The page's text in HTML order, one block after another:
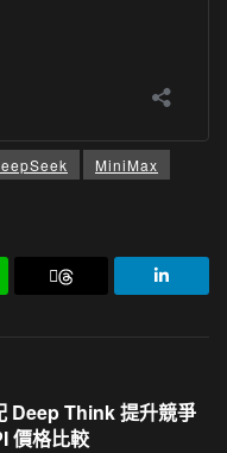
MiniMax
Deep Think 提升競爭
價格比較